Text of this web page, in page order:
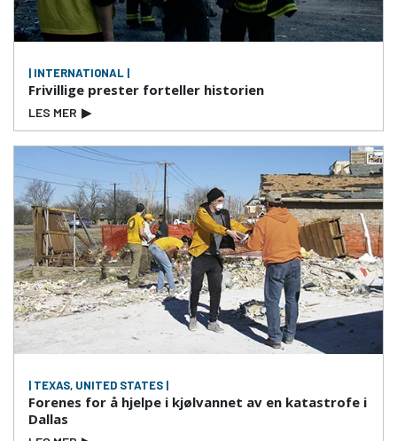
| INTERNATIONAL |
Frivillige prester forteller historien
LES MER ▶
| TEXAS, UNITED STATES |
Forenes for å hjelpe i kjølvannet av en katastrofe i
Dallas